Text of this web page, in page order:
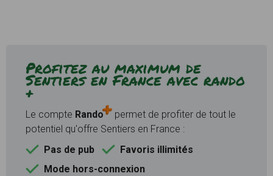
Profitez au maximum de
Sentiers en France avec rando
+
Le compte Rando
permet de profiter de tout le
potentiel qu'offre Sentiers en France :
Pas de pub
Favoris illimités
Mode hors-connexion